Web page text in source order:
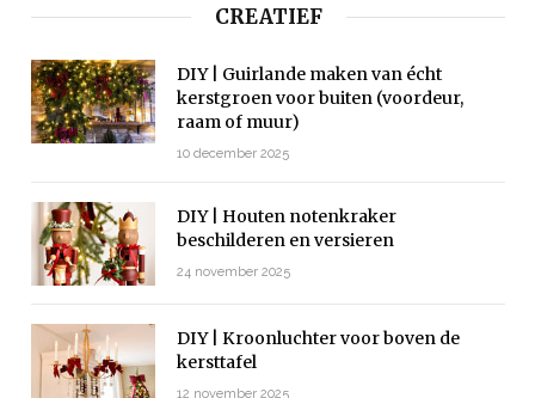
CREATIEF
DIY | Guirlande maken van écht
kerstgroen voor buiten (voordeur,
raam of muur)
10 december 2025
DIY | Houten notenkraker
beschilderen en versieren
24 november 2025
DIY | Kroonluchter voor boven de
kersttafel
12 november 2025